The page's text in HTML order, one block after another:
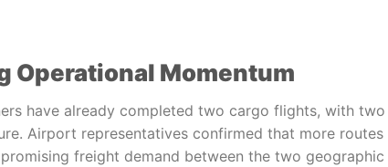
Operational Momentum
have already completed two cargo flights, with two
Airport representatives confirmed that more routes
freight demand between the two geographic